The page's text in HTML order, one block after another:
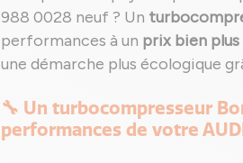
988 0028 neuf ? Un
performances à un prix bien
une démarche plus écologique
🔧 Un turbocompresseur
performances de votre